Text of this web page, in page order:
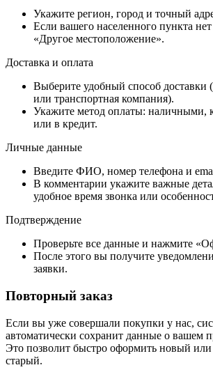
Укажите регион, город и точный
Если вашего населенного пункта
«Другое местоположение».
Доставка и оплата
Выберите удобный способ доставки
или транспортная компания).
Укажите метод оплаты: наличными,
или в кредит.
Личные данные
Введите ФИО, номер телефона и
В комментарии укажите важные
удобное время звонка или
Подтверждение
Проверьте все данные и нажмите
После этого вы получите
заявки.
Повторный заказ
Если вы уже совершали покупки у нас,
автоматически сохранит данные о вашем
Это позволит быстро оформить новый или
старый.